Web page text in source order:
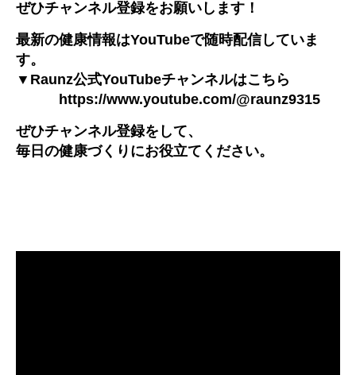
ぜひチャンネル登録をお願いします！
最新の健康情報はYouTubeで随時配信していま
す。
▼ Raunz公式YouTubeチャンネルはこちら
https://www.youtube.com/@raunz9315
ぜひチャンネル登録をして、
毎日の健康づくりにお役立てください。